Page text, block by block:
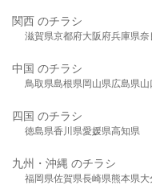
関西 のチラシ
滋賀県京都府大阪府兵庫県奈
中国 のチラシ
鳥取県島根県岡山県広島県山
四国 のチラシ
徳島県香川県愛媛県高知県
九州・沖縄 のチラシ
福岡県佐賀県長崎県熊本県大